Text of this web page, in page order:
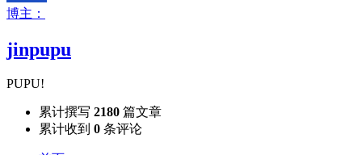
博主：
jinpupu
PUPU!
累计撰写 2180 篇文章
累计收到 0 条评论